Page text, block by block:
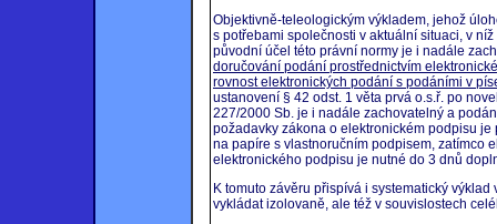
Objektivně-teleologickým výkladem, jehož
s potřebami společnosti v aktuální situaci, v
původní účel této právní normy je i nadále
doručování podání prostřednictvím
rovnost elektronických podání s podáními v
ustanovení § 42 odst. 1 věta prvá o.s.ř. po
227/2000 Sb. je i nadále zachovatelný a
požadavky zákona o elektronickém podpisu
na papíre s vlastnoručním podpisem, zatímco
elektronického podpisu je nutné do 3 dnů
K tomuto závěru přispívá i systematický
vykládat izolovaně, ale též v souvislostech